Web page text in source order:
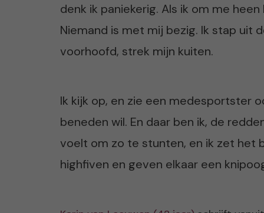
denk ik paniekerig. Als ik om me
Niemand is met mij bezig. Ik stap uit
voorhoofd, strek mijn kuiten.
Ik kijk op, en zie een medesportster
beneden wil. En daar ben ik, de
voelt om zo te stunten, en ik zet het
highfiven en geven elkaar een